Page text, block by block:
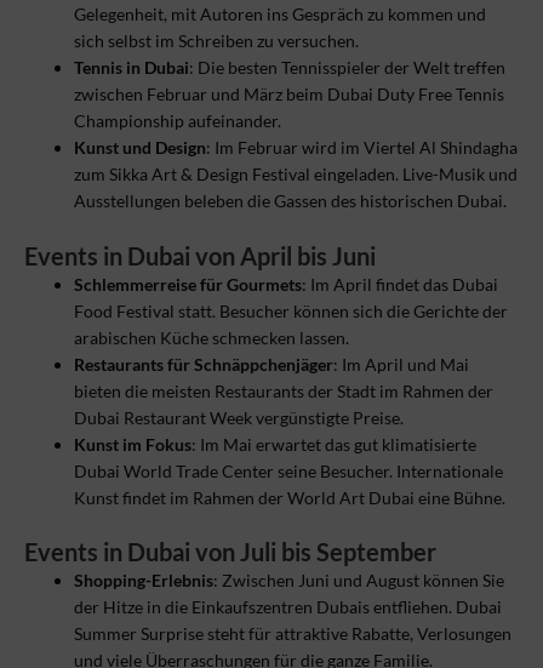
Gelegenheit, mit Autoren ins Gespräch zu kommen und
sich selbst im Schreiben zu versuchen.
Tennis in Dubai: Die besten Tennisspieler der Welt treffen
zwischen Februar und März beim Dubai Duty Free Tennis
Championship aufeinander.
Kunst und Design: Im Februar wird im Viertel Al Shindagha
zum Sikka Art & Design Festival eingeladen. Live-Musik und
Ausstellungen beleben die Gassen des historischen Dubai.
Events in Dubai von April bis Juni
Schlemmerreise für Gourmets: Im April findet das Dubai
Food Festival statt. Besucher können sich die Gerichte der
arabischen Küche schmecken lassen.
Restaurants für Schnäppchenjäger: Im April und Mai
bieten die meisten Restaurants der Stadt im Rahmen der
Dubai Restaurant Week vergünstigte Preise.
Kunst im Fokus: Im Mai erwartet das gut klimatisierte
Dubai World Trade Center seine Besucher. Internationale
Kunst findet im Rahmen der World Art Dubai eine Bühne.
Events in Dubai von Juli bis September
Shopping-Erlebnis: Zwischen Juni und August können Sie
der Hitze in die Einkaufszentren Dubais entfliehen. Dubai
Summer Surprise steht für attraktive Rabatte, Verlosungen
und viele Überraschungen für die ganze Familie.